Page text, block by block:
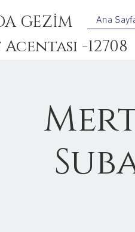
GEZİM
-12708
Ana